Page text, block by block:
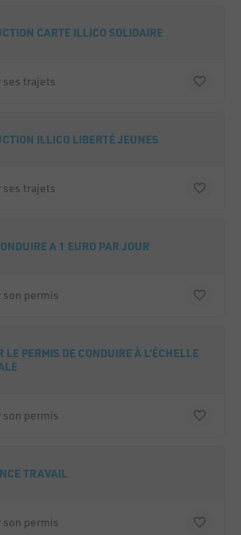
CARTE ILLICO SOLIDAIRE
ses trajets
ILLICO LIBERTÉ JEUNES
ses trajets
A 1 EURO PAR JOUR
son permis
LE PERMIS DE CONDUIRE À L’ÉCHELLE
son permis
TRAVAIL
son permis